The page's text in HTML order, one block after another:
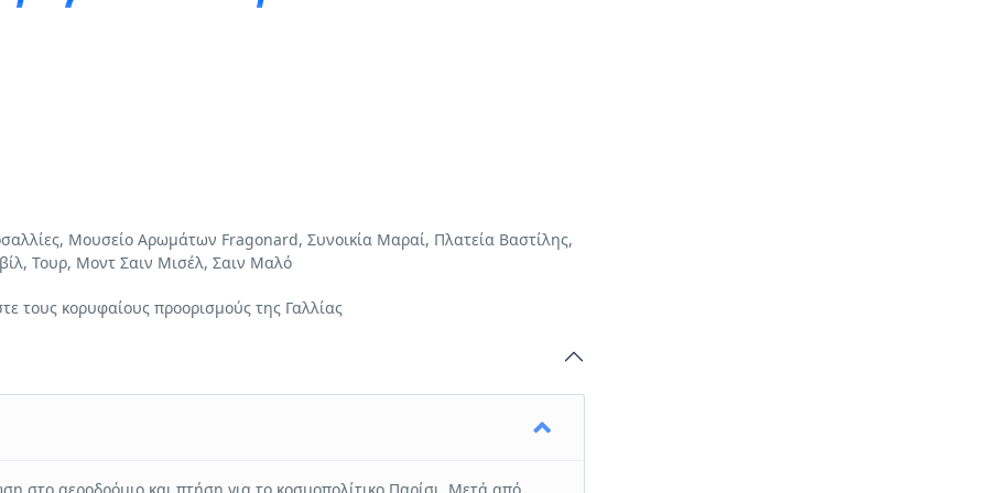
style=”modern” color=”turquoise” active_section=”1″][vc_tta_section
tab_id=”1623056223851-6d016490-f2a3″][vc_column_text]
κορυφαίους προορισμούς της Γαλλίας, μέσα από το πλούσιο πρόγραμμά
το Παρίσι και το Μουσείο του Λούβρου, με επίσκεψη στη
θα απολαύσουμε μια μονοήμερη στην Νορμανδία, για να δούμε από
Μουσείο Αρωμάτων Fragonard, Συνοικία Μαραί, Πλατεία Βαστίλης,
Τουρ, Μοντ Σαιν Μισέλ, Σαιν Μαλό
τους κορυφαίους προορισμούς της Γαλλίας